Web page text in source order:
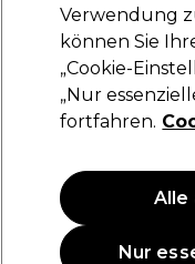
Wimpern-
Verwendung
können Sie
„Cookie-
„Nur
fortfahren.
Nur
Alle